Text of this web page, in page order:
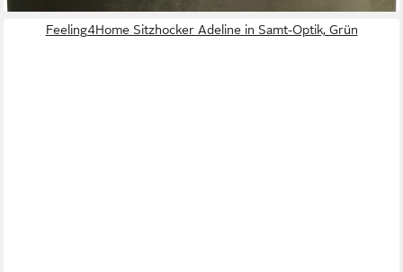
Feeling4Home Sitzhocker Adeline in Samt-Optik, Grün